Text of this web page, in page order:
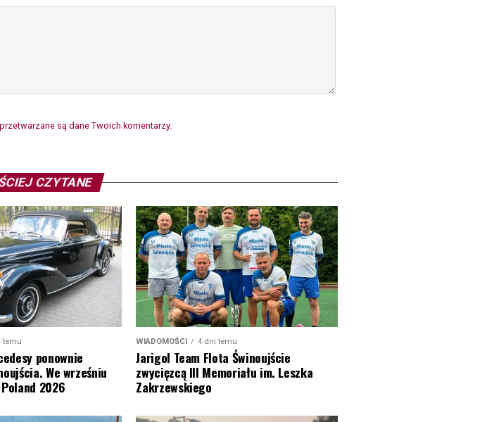
są dane Twoich komentarzy.
CZYTANE
temu
ponownie
We wrześniu
2026
WIADOMOŚCI 4 dni temu
Jarigol Team Flota Świnoujście
zwycięzcą III Memoriału im. Leszka
Zakrzewskiego